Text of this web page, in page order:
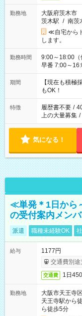
勤務地
大阪府茨木市
茨木駅 / 南茨
≪自宅から
します。
勤務時間
9:00～18:00（休憩60分） ■ご希望
早番 7:00～16:00 遅番
い」 「余裕を
たくない」 など
の方へ 今ご覧
の勤務時間。
期間
【現在も積
もOK！
特徴 履歴書不要 /
上の大量募集 /
気になる！
≪単発＊1日から
の受付案内メンバ
派遣 職種未経験OK
給与
1177円
交通費別途
交通費 1日
勤務地
大阪市天王寺区
天王寺駅から
ら徒歩5分